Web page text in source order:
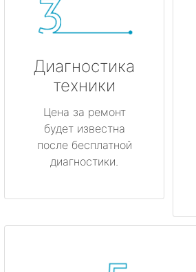
Диагностика
техники
Цена за ремонт
будет известна
после бесплатной
диагностики.